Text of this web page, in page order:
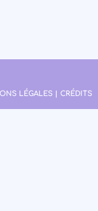
LÉGALES | CRÉDITS